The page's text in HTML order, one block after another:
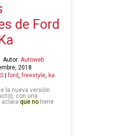
de Ford
Autor: Autoweb
2018
|ford ,freestyle, ka
la nueva versión
con una
aclara que notiene